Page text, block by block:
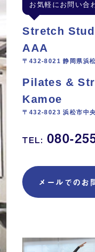
お気軽にお問い合
Stretch
AAA
〒432-8021 静岡県浜
Pilates &
Kamoe
〒432-8023 浜松市中
TEL: 080-
メールでのお